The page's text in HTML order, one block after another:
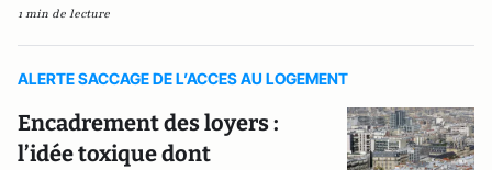
1 min de lecture
ALERTE SACCAGE DE L’ACCES AU LOGEMENT
Encadrement des loyers :
l’idée toxique dont